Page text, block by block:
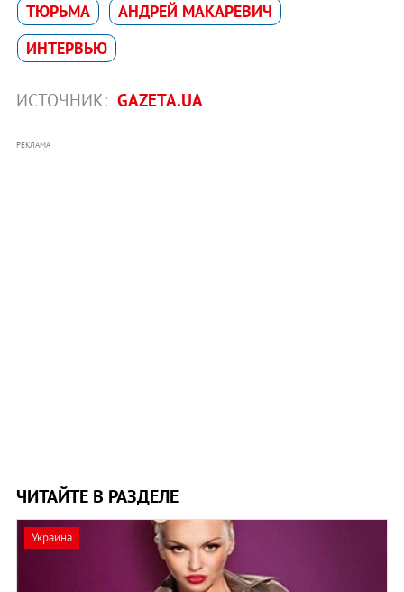
ТЮРЬМА
АНДРЕЙ МАКАРЕВИЧ
ИНТЕРВЬЮ
ИСТОЧНИК: GAZETA.UA
РЕКЛАМА
ЧИТАЙТЕ В РАЗДЕЛЕ
Украина